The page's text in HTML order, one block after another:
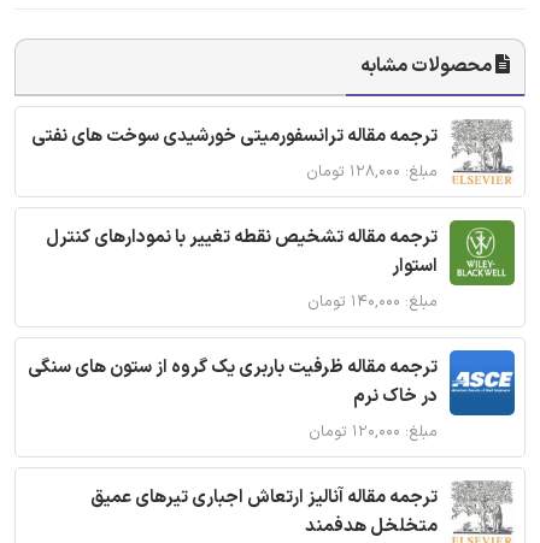
محصولات مشابه
ترجمه مقاله ترانسفورمیتی خورشیدی سوخت های نفتی
مبلغ: ۱۲۸,۰۰۰ تومان
ترجمه مقاله تشخیص نقطه تغییر با نمودارهای کنترل
استوار
مبلغ: ۱۴۰,۰۰۰ تومان
ترجمه مقاله ظرفیت باربری یک گروه از ستون های سنگی
در خاک نرم
مبلغ: ۱۲۰,۰۰۰ تومان
ترجمه مقاله آنالیز ارتعاش اجباری تیرهای عمیق
متخلخل هدفمند